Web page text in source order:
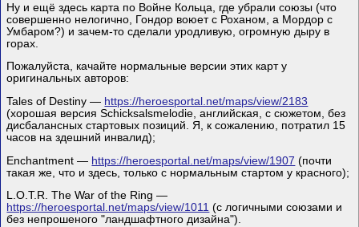
Ну и ещё здесь карта по Войне Кольца, где убрали союзы (что
совершенно нелогично, Гондор воюет с Роханом, а Мордор с
Умбаром?) и зачем-то сделали уродливую, огромную дыру в
горах.
Пожалуйста, качайте нормальные версии этих карт у
оригинальных авторов:
Tales of Destiny — https://heroesportal.net/maps/view/2183
(хорошая версия Schicksalsmelodie, английская, с сюжетом, без
дисбалансных стартовых позиций. Я, к сожалению, потратил 15
часов на здешний инвалид);
Enchantment — https://heroesportal.net/maps/view/1907 (почти
такая же, что и здесь, только с нормальным стартом у красного);
L.O.T.R. The War of the Ring —
https://heroesportal.net/maps/view/1011 (с логичными союзами и
без непрошеного "ландшафтного дизайна").